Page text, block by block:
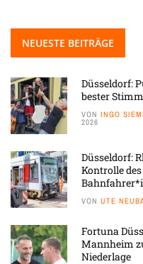
NEUESTE BEITRÄGE
Düsseldorf:
bester
VON INGO
2026
Düsseldorf:
Kontrolle
VON UTE
Fortuna
Mannheim
Niederlage